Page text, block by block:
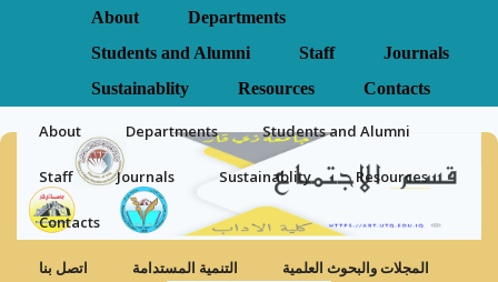
About
Departments
Students and Alumni
Staff
Journals
Sustainablity
Resources Contacts
About Departments Students and Alumni
Staff Journals Sustainablity Resources
Contacts
اتصل بنا التنمية المستدامة المجلات والبحوث العلمية
قسم علم الاجتماع